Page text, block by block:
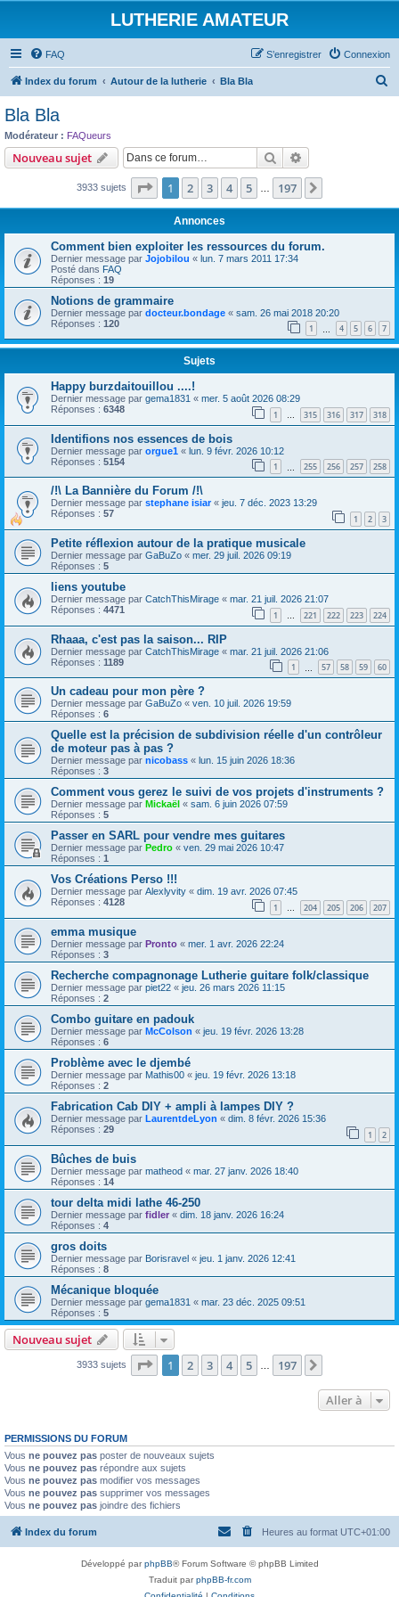
LUTHERIE AMATEUR
FAQ Connexion
S’enregistrer
Index du forum Autour de la lutherie Bla Bla
c
Bla Bla
Modérateur : FAQueurs
Nouveau sujet Rechercher
3933 sujets Page 1sur197
1 2 3 4 5 197
Annonces
Comment bien exploiter les ressources du forum.
Dernier message par Jojobilou « lun. 7 mars 2011 17:34
Posté dans FAQ
Réponses : 19
Notions de grammaire
Dernier message par docteur.bondage « sam. 26 mai 2018 20:20
Réponses : 120 1 4 5 6 7
Sujets
Happy burzdaitouillou ....!
Dernier message par gema1831 « mer. 5 août 2026 08:29
Réponses : 6348 1 … 315 316 317 318
Identifions nos essences de bois
Dernier message par orgue1 « lun. 9 févr. 2026 10:12
Réponses : 5154 1 255 256 257 258
/!\ La Bannière du Forum /!\
Dernier message par stephane isiar« jeu. 7 déc. 2023 13:29
Réponses : 57 1 2 3
Petite réflexion autour de la pratique musicale
Dernier message par GaBuZo « mer. 29 juil. 2026 09:19
Réponses : 5
liens youtube
Dernier message par CatchThisMirage « mar. 21 juil. 2026 21:07
Réponses : 4471 1 … 221 222 223 224
Rhaaa, c'est pas la saison... RIP
Dernier message par CatchThisMirage « mar. 21 juil. 2026 21:06
Réponses : 1189 1 57 58 59 60
Un cadeau pour mon père ?
Dernier message par GaBuZo « ven. 10 juil. 2026 19:59
Réponses : 6
Quelle est la précision de subdivision réelle d'un contrôleur
de moteur pas à pas ?
Dernier message par nicobass « lun. 15 juin 2026 18:36
Réponses : 3
Comment vous gerez le suivi de vos projets d'instruments ?
Dernier message par Mickaël « sam. 6 juin 2026 07:59
Réponses : 5
Passer en SARL pour vendre mes guitares
Dernier message par Pedro « ven. 29 mai 2026 10:47
Réponses : 1
Vos Créations Perso !!!
Dernier message par Alexlyvity « dim. 19 avr. 2026 07:45
Réponses : 4128 1 … 204 205 206 207
emma musique
Dernier message par Pronto « mer. 1 avr. 2026 22:24
Réponses : 3
Recherche compagnonage Lutherie guitare folk/classique
Dernier message par piet22 « jeu. 26 mars 2026 11:15
Réponses : 2
Combo guitare en padouk
Dernier message par McColson « jeu. 19 févr. 2026 13:28
Réponses : 6
Problème avec le djembé
Dernier message par Mathis00 « jeu. 19 févr. 2026 13:18
Réponses : 2
Fabrication Cab DIY + ampli à lampes DIY ?
Dernier message par LaurentdeLyon « dim. 8 févr. 2026 15:36
Réponses : 29 1 2
Bûches de buis
Dernier message par matheod « mar. 27 janv. 2026 18:40
Réponses : 14
tour delta midi lathe 46-250
Dernier message par fidler « dim. 18 janv. 2026 16:24
Réponses : 4
gros doits
Dernier message par Borisravel « jeu. 1 janv. 2026 12:41
Réponses : 8
Mécanique bloquée
Dernier message par gema1831 « mar. 23 déc. 2025 09:51
Réponses : 5
Nouveau sujet
3933 sujets Page 1sur197
1 2 3 4 5 197
Aller à
PERMISSIONS DU FORUM
Vous ne pouvez pas poster de nouveaux sujets
Vous ne pouvez pas répondre aux sujets
Vous ne pouvez pas modifier vos messages
Vous ne pouvez pas supprimer vos messages
Vous ne pouvez pas joindre des fichiers
Index du forum Heures au format UTC+01:00
Développé parphpBB® Forum Software © phpBB Limited
Traduit parphpBB-fr.com